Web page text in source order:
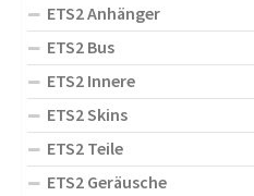
ETS2 Anhänger
ETS2 Bus
ETS2 Innere
ETS2 Skins
ETS2 Teile
ETS2 Geräusche